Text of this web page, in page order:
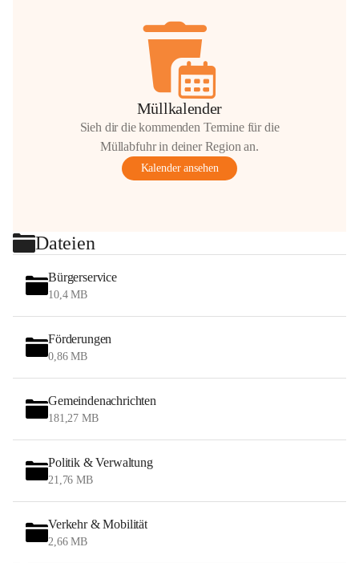
Müllkalender
Sieh dir die kommenden Termine für die
Müllabfuhr in deiner Region an.
Kalender ansehen
Dateien
Bürgerservice
10,4 MB
Förderungen
0,86 MB
Gemeindenachrichten
181,27 MB
Politik & Verwaltung
21,76 MB
Verkehr & Mobilität
2,66 MB